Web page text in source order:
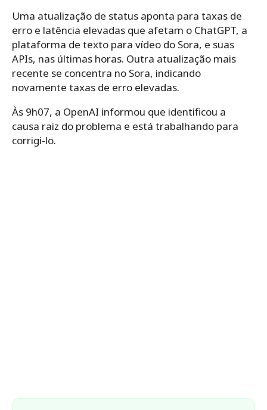
Uma atualização de status aponta para taxas de
erro e latência elevadas que afetam o ChatGPT, a
plataforma de texto para vídeo do Sora, e suas
APIs, nas últimas horas. Outra atualização mais
recente se concentra no Sora, indicando
novamente taxas de erro elevadas.
Às 9h07, a OpenAI informou que identificou a
causa raiz do problema e está trabalhando para
corrigi-lo.